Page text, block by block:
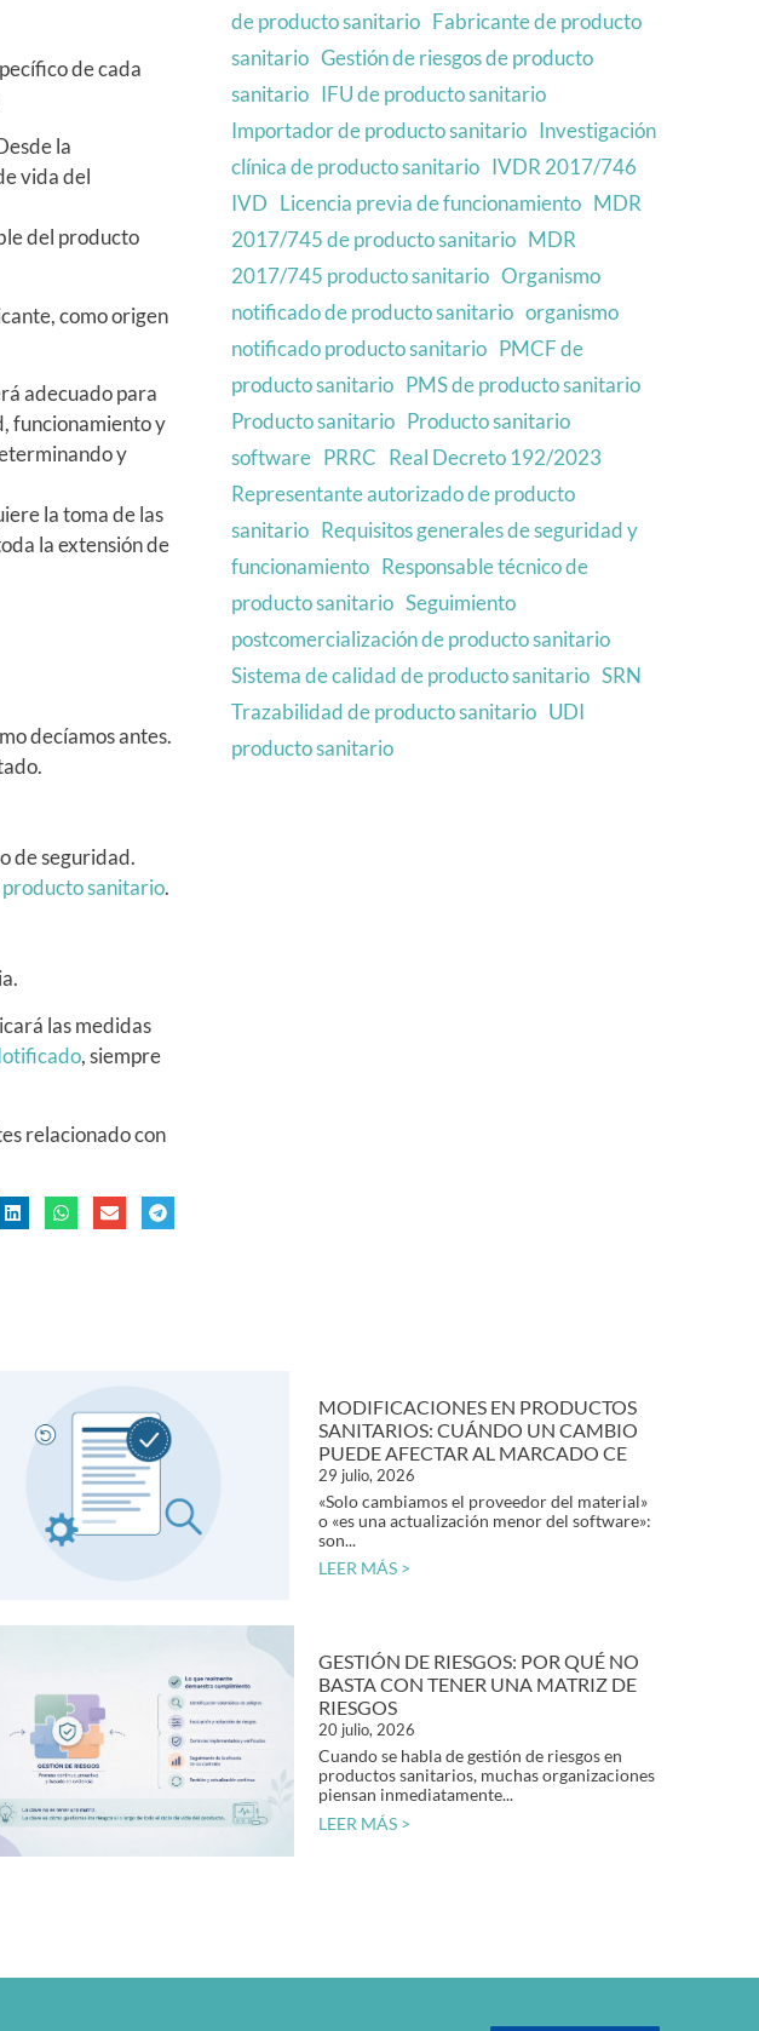
de cada
la
vida del
del producto
como origen
adecuado para
funcionamiento y
y
la toma de las
la extensión de
decíamos antes.
de seguridad.
producto sanitario.
las medidas
, siempre
relacionado con
de producto sanitario Fabricante de producto
sanitario Gestión de riesgos de producto
sanitario IFU de producto sanitario
Importador de producto sanitario Investigación
clínica de producto sanitario IVDR 2017/746
IVD Licencia previa de funcionamiento MDR
2017/745 de producto sanitario MDR
2017/745 producto sanitario Organismo
notificado de producto sanitario organismo
notificado producto sanitario PMCF de
producto sanitario PMS de producto sanitario
Producto sanitario Producto sanitario
software PRRC Real Decreto 192/2023
Representante autorizado de producto
sanitario Requisitos generales de seguridad y
funcionamiento Responsable técnico de
producto sanitario Seguimiento
postcomercialización de producto sanitario
Sistema de calidad de producto sanitario SRN
Trazabilidad de producto sanitario UDI
producto sanitario
MODIFICACIONES EN PRODUCTOS
SANITARIOS: CUÁNDO UN CAMBIO
PUEDE AFECTAR AL MARCADO CE
29 julio, 2026
«Solo cambiamos el proveedor del material»
o «es una actualización menor del software»:
son...
LEER MÁS >
GESTIÓN DE RIESGOS: POR QUÉ NO
BASTA CON TENER UNA MATRIZ DE
RIESGOS
20 julio, 2026
Cuando se habla de gestión de riesgos en
productos sanitarios, muchas organizaciones
piensan inmediatamente...
LEER MÁS >